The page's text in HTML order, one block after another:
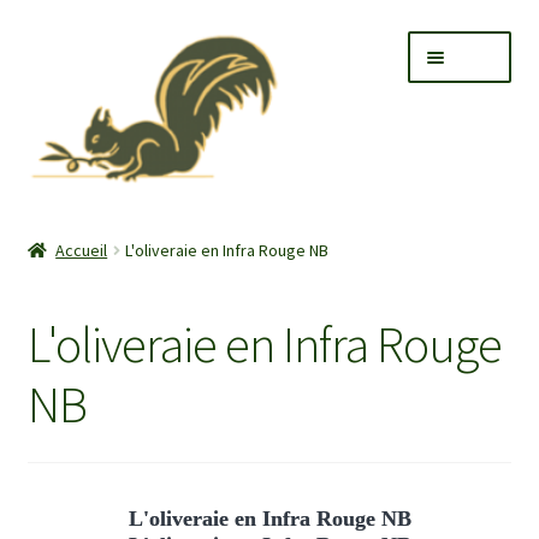
navigation
menu
enfant
L’oliveraie
Ouvrir
le
Le moulin
Accueil L'oliveraie en Infra Rouge NB
L'oliveraie en Infra Rouge
NB
L'oliveraie en Infra Rouge NB